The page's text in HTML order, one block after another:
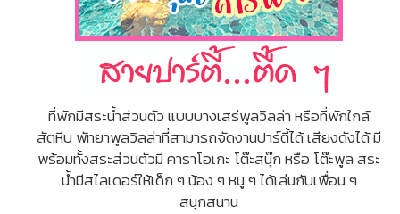
ที่พักมีสระน้ำส่วนตัว แบบบางเสร่พูลวิลล่า หรือที่พักใกล้
สัตหีบ พัทยาพูลวิลล่าที่สามารถจัดงานปาร์ตี้ได้ เสียงดังได้ มี
พร้อมทั้งสระส่วนตัวมี คาราโอเกะ โต๊ะสนุ๊ก หรือ โต๊ะพูล สระ
น้ำมีสไลเดอร์ให้เด็ก ๆ น้อง ๆ หนู ๆ ได้เล่นกับเพื่อน ๆ
สนุกสนาน